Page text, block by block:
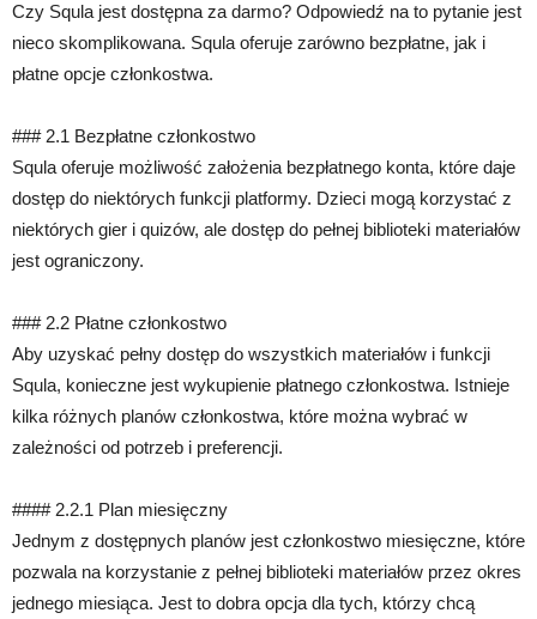
Czy Squla jest dostępna za darmo? Odpowiedź na to pytanie jest
nieco skomplikowana. Squla oferuje zarówno bezpłatne, jak i
płatne opcje członkostwa.
### 2.1 Bezpłatne członkostwo
Squla oferuje możliwość założenia bezpłatnego konta, które daje
dostęp do niektórych funkcji platformy. Dzieci mogą korzystać z
niektórych gier i quizów, ale dostęp do pełnej biblioteki materiałów
jest ograniczony.
### 2.2 Płatne członkostwo
Aby uzyskać pełny dostęp do wszystkich materiałów i funkcji
Squla, konieczne jest wykupienie płatnego członkostwa. Istnieje
kilka różnych planów członkostwa, które można wybrać w
zależności od potrzeb i preferencji.
#### 2.2.1 Plan miesięczny
Jednym z dostępnych planów jest członkostwo miesięczne, które
pozwala na korzystanie z pełnej biblioteki materiałów przez okres
jednego miesiąca. Jest to dobra opcja dla tych, którzy chcą